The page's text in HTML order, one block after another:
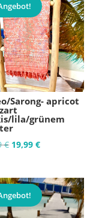
Sarong- apricot
lila/grünem
€ Ursprünglicher
war:
29,99 €
19,99€Aktueller
ist:
19,99 €.